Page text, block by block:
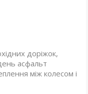
доріжок,
асфальт
між колесом і